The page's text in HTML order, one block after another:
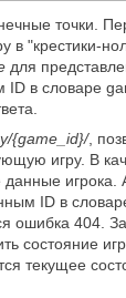
точки.
в "крестики-
для
ID в словаре
{game_id}/,
игру. В
игрока.
ID в
ошибка 404.
состояние
текущее